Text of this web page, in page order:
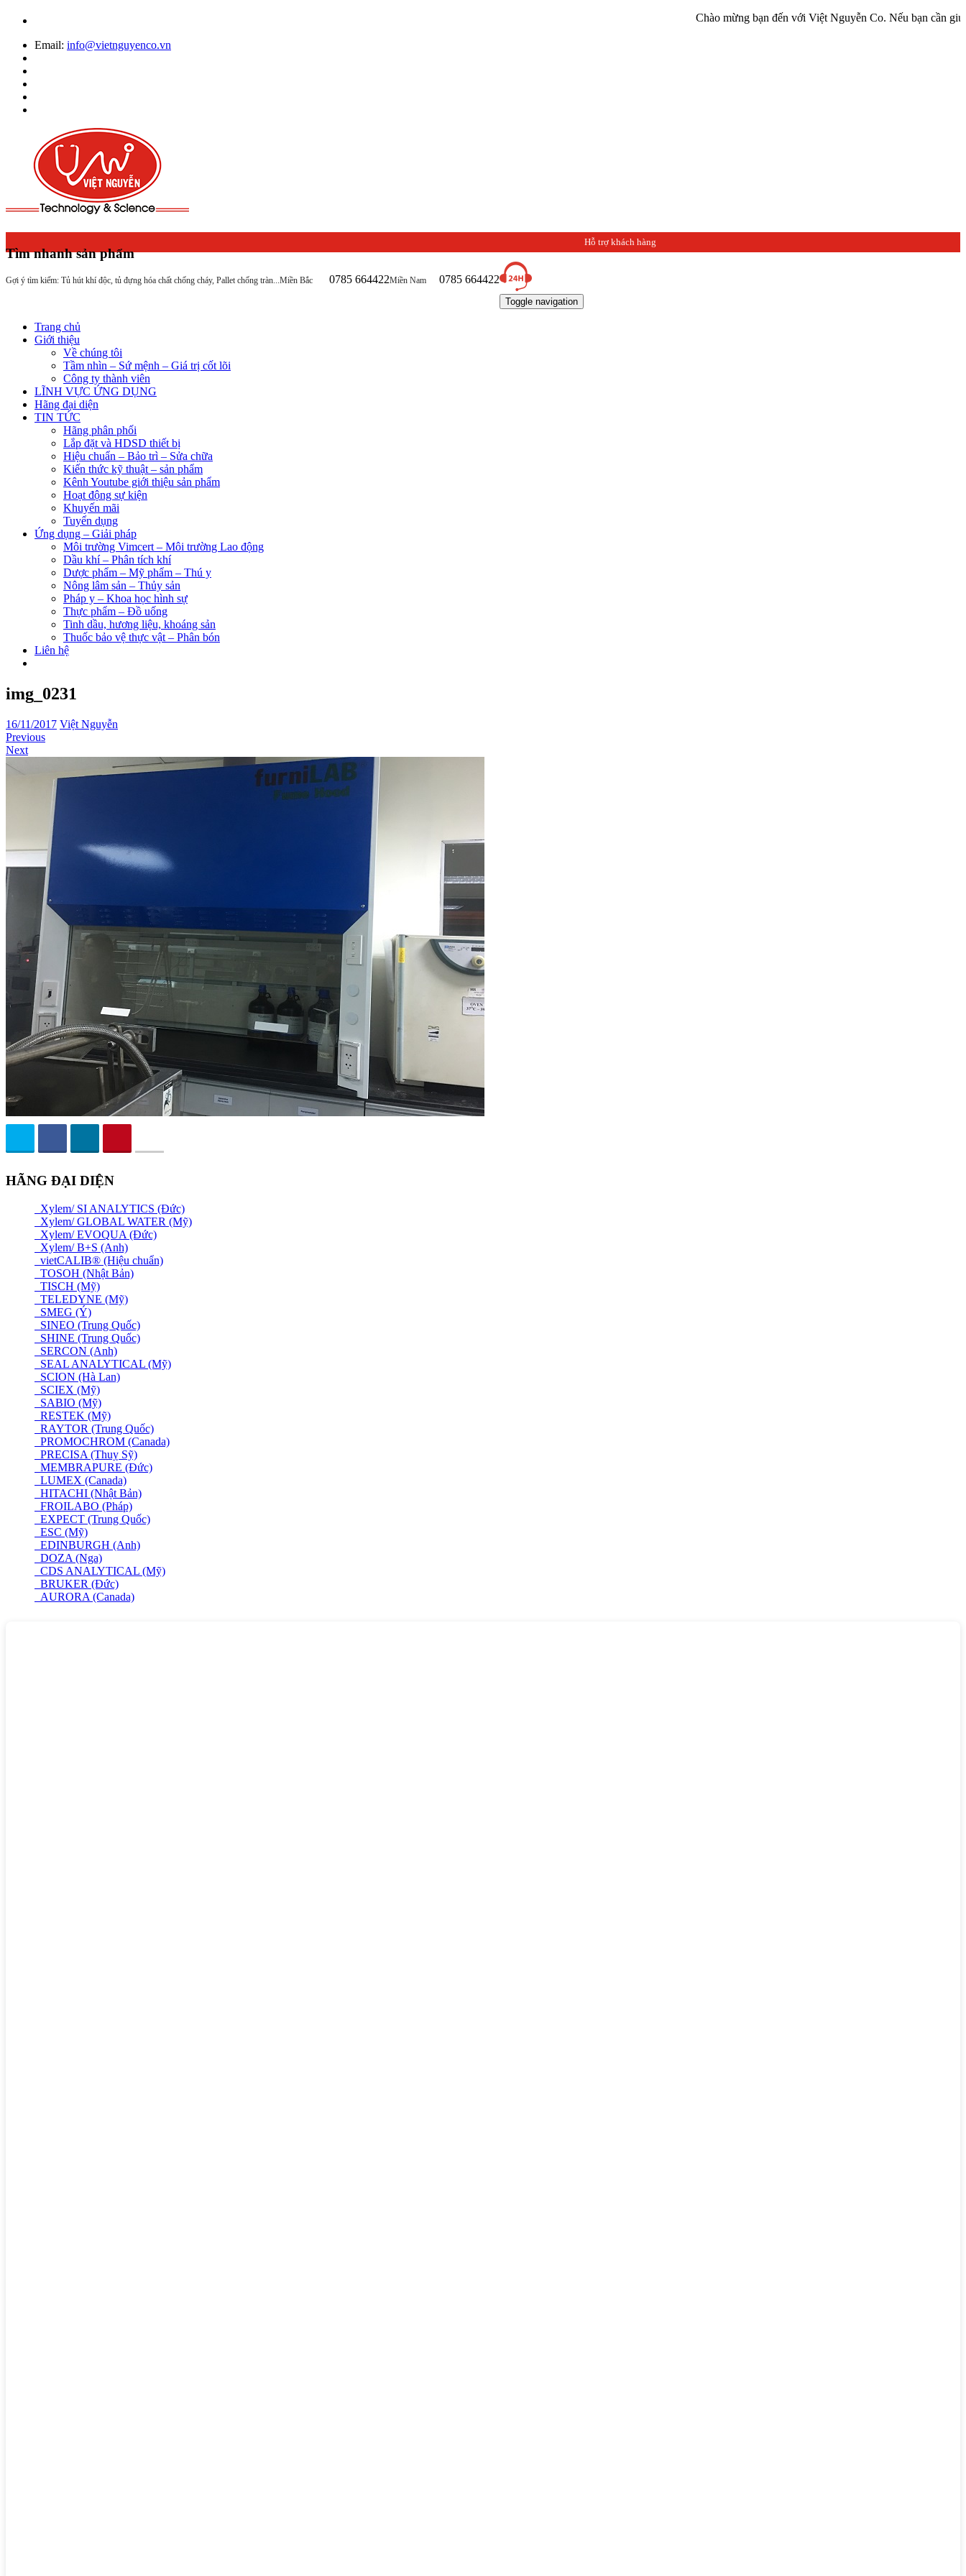
Chào mừng bạn đến với Việt Nguyễn Co. Nếu bạn cần giúp đỡ
Email: info@vietnguyenco.vn
Tìm nhanh sản phẩm
Gợi ý tìm kiếm: Tủ hút khí độc, tủ đựng hóa chất chống cháy, Pallet chống tràn...
Hỗ trợ khách hàng
Miền Bắc 0785 664422Miền Nam 0785 664422
Toggle navigation
Trang chủ
Giới thiệu
Về chúng tôi
Tầm nhìn – Sứ mệnh – Giá trị cốt lõi
Công ty thành viên
LĨNH VỰC ỨNG DỤNG
Hãng đại diện
TIN TỨC
Hãng phân phối
Lắp đặt và HDSD thiết bị
Hiệu chuẩn – Bảo trì – Sửa chữa
Kiến thức kỹ thuật – sản phẩm
Kênh Youtube giới thiệu sản phẩm
Hoạt động sự kiện
Khuyến mãi
Tuyển dụng
Ứng dụng – Giải pháp
Môi trường Vimcert – Môi trường Lao động
Dầu khí – Phân tích khí
Dược phẩm – Mỹ phẩm – Thú y
Nông lâm sản – Thủy sản
Pháp y – Khoa học hình sự
Thực phẩm – Đồ uống
Tinh dầu, hương liệu, khoáng sản
Thuốc bảo vệ thực vật – Phân bón
Liên hệ
img_0231
16/11/2017 Việt Nguyễn
Previous
Next
HÃNG ĐẠI DIỆN
Xylem/ SI ANALYTICS (Đức)
Xylem/ GLOBAL WATER (Mỹ)
Xylem/ EVOQUA (Đức)
Xylem/ B+S (Anh)
vietCALIB® (Hiệu chuẩn)
TOSOH (Nhật Bản)
TISCH (Mỹ)
TELEDYNE (Mỹ)
SMEG (Ý)
SINEO (Trung Quốc)
SHINE (Trung Quốc)
SERCON (Anh)
SEAL ANALYTICAL (Mỹ)
SCION (Hà Lan)
SCIEX (Mỹ)
SABIO (Mỹ)
RESTEK (Mỹ)
RAYTOR (Trung Quốc)
PROMOCHROM (Canada)
PRECISA (Thuỵ Sỹ)
MEMBRAPURE (Đức)
LUMEX (Canada)
HITACHI (Nhật Bản)
FROILABO (Pháp)
EXPECT (Trung Quốc)
ESC (Mỹ)
EDINBURGH (Anh)
DOZA (Nga)
CDS ANALYTICAL (Mỹ)
BRUKER (Đức)
AURORA (Canada)